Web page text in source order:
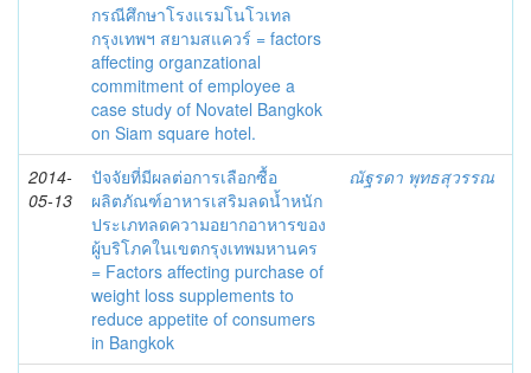
กรณีศึกษาโรงแรมโนโวเทล
กรุงเทพฯ สยามสแควร์ = factors
affecting organzational
commitment of employee a
case study of Novatel Bangkok
on Siam square hotel.
2014-
05-13
ปัจจัยที่มีผลต่อการเลือกซื้อ
ผลิตภัณฑ์อาหารเสริมลดน้ำหนัก
ประเภทลดความอยากอาหารของ
ผู้บริโภคในเขตกรุงเทพมหานคร
= Factors affecting purchase of
weight loss supplements to
reduce appetite of consumers
in Bangkok
ณัฐรดา พุทธสุวรรณ